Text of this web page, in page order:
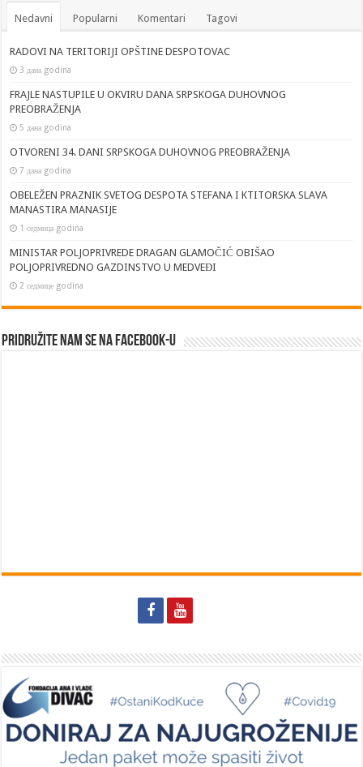
Nedavni Popularni Komentari Tagovi
RADOVI NA TERITORIJI OPŠTINE DESPOTOVAC
3 дана godina
FRAJLE NASTUPILE U OKVIRU DANA SRPSKOGA DUHOVNOG
PREOBRAŽENJA
5 дана godina
OTVORENI 34. DANI SRPSKOGA DUHOVNOG PREOBRAŽENJA
7 дана godina
OBELEŽEN PRAZNIK SVETOG DESPOTA STEFANA I KTITORSKA SLAVA
MANASTIRA MANASIJE
1 седмица godina
MINISTAR POLJOPRIVREDE DRAGAN GLAMOČIĆ OBIŠAO
POLJOPRIVREDNO GAZDINSTVO U MEDVEĐI
2 седмице godina
Pridružite nam se na Facebook-u